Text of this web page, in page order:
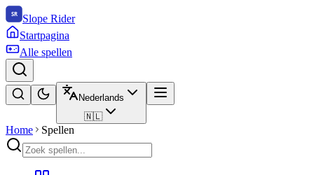
Slope Rider
Startpagina
Alle spellen
Nederlands
🇳🇱
Home Spellen